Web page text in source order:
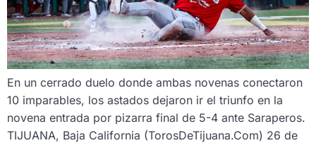
En un cerrado duelo donde ambas novenas conectaron
10 imparables, los astados dejaron ir el triunfo en la
novena entrada por pizarra final de 5-4 ante Saraperos.
TIJUANA, Baja California (TorosDeTijuana.Com) 26 de